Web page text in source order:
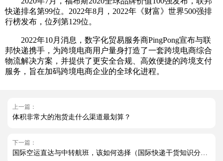
快递排名第99位。2022年8月，2022年《财富》世界500强排
行榜发布，位列第129位。
2022年10月消息，数字化贸易服务商PingPong宣布与联
邦快递携手，为跨境电商用户量身打造了一套跨境电商综合
物流解决方案，并提供了更安全合规、高效便捷的跨境支付
服务，旨在加码跨境电商企业的全球化进程。
上一篇：
体积非常大的泡货走什么渠道最划算？
下一篇：